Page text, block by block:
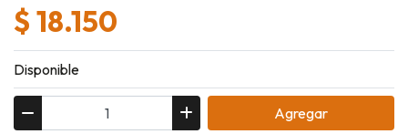
$ 18.150
Disponible
Agregar